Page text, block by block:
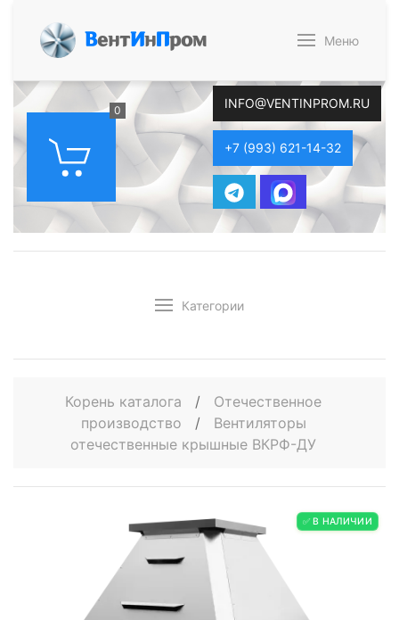
ВентИнПром Меню
0 INFO@VENTINPROM.RU
+7 (993) 621-14-32
Категории
Корень каталога /
Отечественное
производство
/
Вентиляторы
отечественные крышные ВКРФ-ДУ
✅ В НАЛИЧИИ